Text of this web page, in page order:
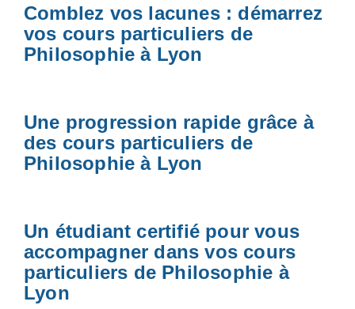
Comblez vos lacunes : démarrez
vos cours particuliers de
Philosophie à Lyon
Une progression rapide grâce à
des cours particuliers de
Philosophie à Lyon
Un étudiant certifié pour vous
accompagner dans vos cours
particuliers de Philosophie à
Lyon